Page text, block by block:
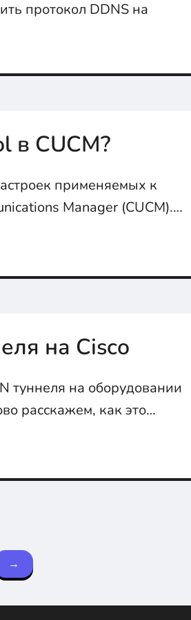
протокол DDNS на
в CUCM?
применяемых к
Manager (CUCM).
на Cisco
туннеля на оборудовании
расскажем, как это
→